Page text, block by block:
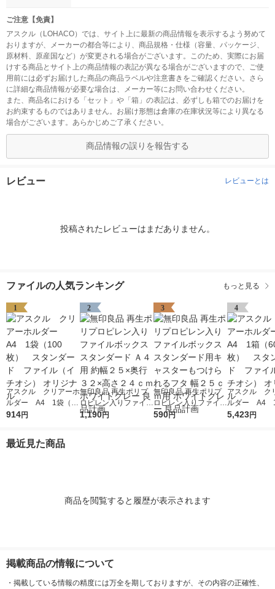
ご注意【免責】
アスクル（LOHACO）では、サイト上に最新の商品情報を表示するよう努めて
おりますが、メーカーの都合等により、商品規格・仕様（容量、パッケージ、
原材料、原産国など）が変更される場合がございます。このため、実際にお届
けする商品とサイト上の商品情報の表記が異なる場合がございますので、ご使
用前には必ずお届けした商品の商品ラベルや注意書きをご確認ください。さら
に詳細な商品情報が必要な場合は、メーカー等にお問い合わせください。
また、商品名における「セット」や「箱」の表記は、必ずしも箱でのお届けを
お約束するものではありません。お届け形態は倉庫の在庫状況等により異なる
場合がございます。あらかじめご了承ください。
商品情報の誤りを報告する
レビュー レビューとは
投稿されたレビューはまだありません。
ファイルの人気ランキング もっと見る
1
アスクル クリアーホ
ルダー A4 1袋（10
0枚） スタンダー
914円
2
無印良品 再生ポリプ
ロピレン入りファイル
ボックススタンダード
1,190円
3
無印良品 再生ポリプ
ロピレン入りファイル
ボックススタンダード
590円
4
アスクル ク
ルダー A4
0枚） スタ
5,423円
最近見た商品
商品を閲覧すると履歴が表示されます
掲載商品の情報について
・ 掲載している情報の精度には万全を期しておりますが、その内容の正確性、